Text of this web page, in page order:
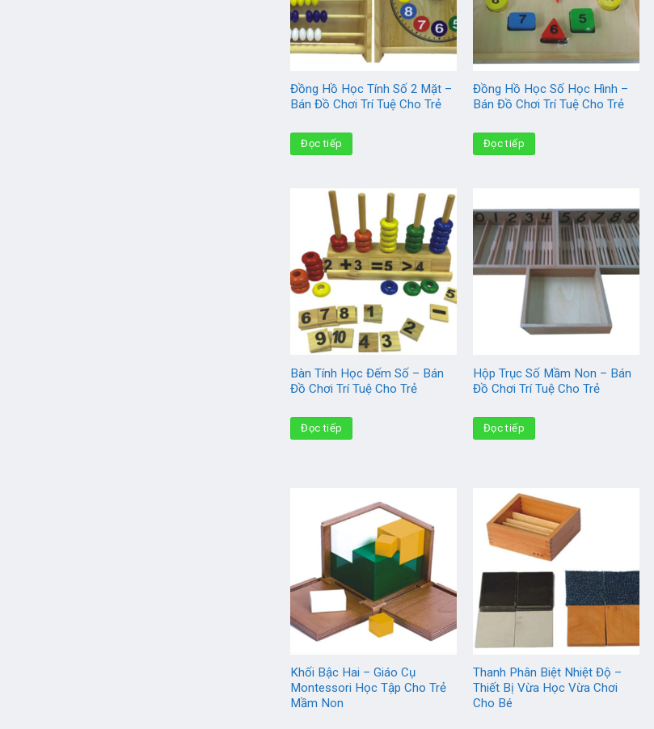
Đồng Hồ Học Tính Số 2 Mặt –
Bán Đồ Chơi Trí Tuệ Cho Trẻ
Đọc tiếp
Đồng Hồ Học Số Học Hình –
Bán Đồ Chơi Trí Tuệ Cho Trẻ
Đọc tiếp
Bàn Tính Học Đếm Số – Bán
Đồ Chơi Trí Tuệ Cho Trẻ
Đọc tiếp
Hộp Trục Số Mầm Non – Bán
Đồ Chơi Trí Tuệ Cho Trẻ
Đọc tiếp
Khối Bậc Hai – Giáo Cụ
Montessori Học Tập Cho Trẻ
Mầm Non
Thanh Phân Biệt Nhiệt Độ –
Thiết Bị Vừa Học Vừa Chơi
Cho Bé